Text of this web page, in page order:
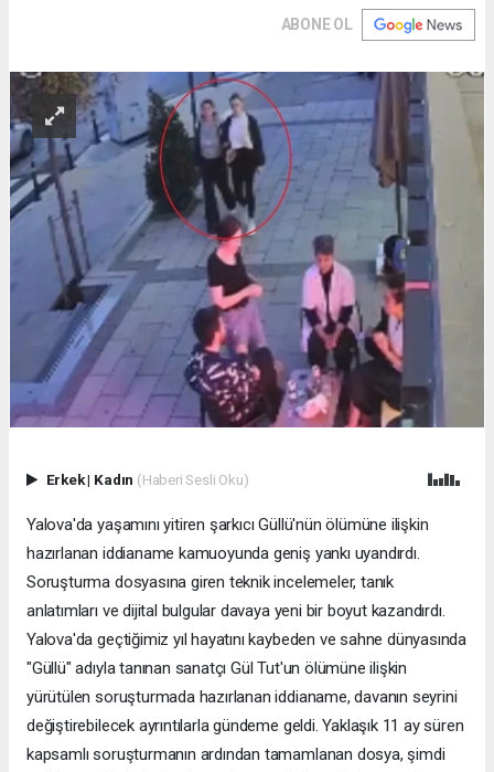
ABONE OL
Erkek| Kadın (Haberi Sesli Oku)
Yalova'da yaşamını yitiren şarkıcı Güllü'nün ölümüne ilişkin
hazırlanan iddianame kamuoyunda geniş yankı uyandırdı.
Soruşturma dosyasına giren teknik incelemeler, tanık
anlatımları ve dijital bulgular davaya yeni bir boyut kazandırdı.
Yalova'da geçtiğimiz yıl hayatını kaybeden ve sahne dünyasında
"Güllü" adıyla tanınan sanatçı Gül Tut'un ölümüne ilişkin
yürütülen soruşturmada hazırlanan iddianame, davanın seyrini
değiştirebilecek ayrıntılarla gündeme geldi. Yaklaşık 11 ay süren
kapsamlı soruşturmanın ardından tamamlanan dosya, şimdi